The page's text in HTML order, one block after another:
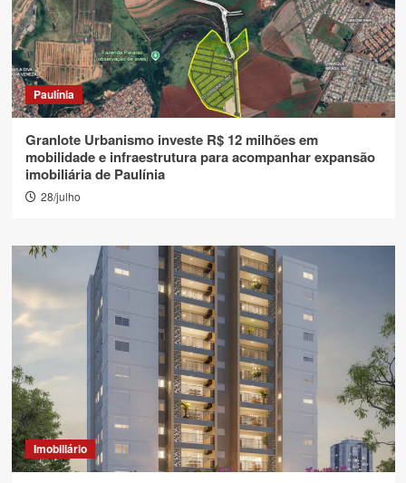
Paulínia
Granlote Urbanismo investe R$ 12 milhões em
mobilidade e infraestrutura para acompanhar expansão
imobiliária de Paulínia
28/julho
Imobiliário